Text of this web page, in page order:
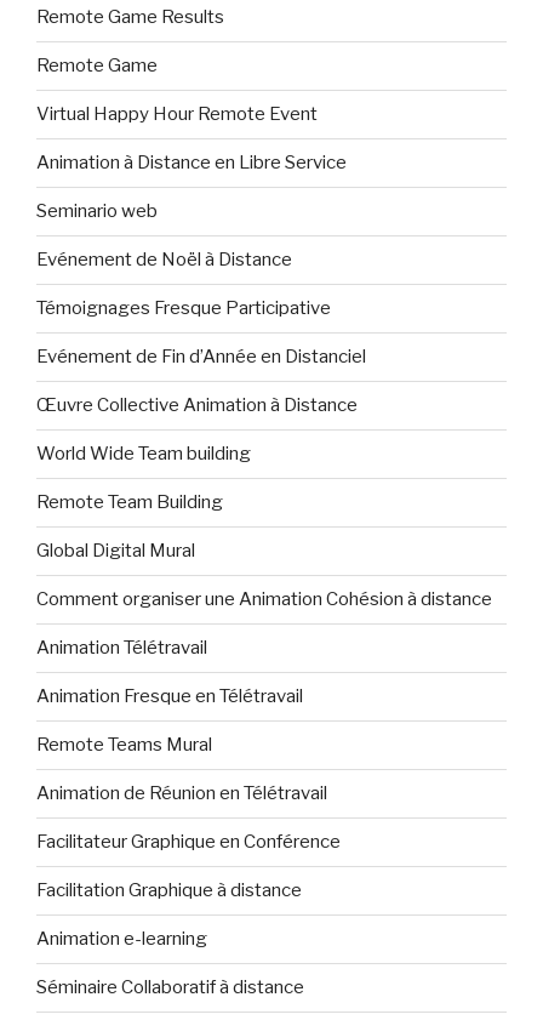
Remote Game Results
Remote Game
Virtual Happy Hour Remote Event
Animation à Distance en Libre Service
Seminario web
Evénement de Noël à Distance
Témoignages Fresque Participative
Evénement de Fin d’Année en Distanciel
Œuvre Collective Animation à Distance
World Wide Team building
Remote Team Building
Global Digital Mural
Comment organiser une Animation Cohésion à distance
Animation Télétravail
Animation Fresque en Télétravail
Remote Teams Mural
Animation de Réunion en Télétravail
Facilitateur Graphique en Conférence
Facilitation Graphique à distance
Animation e-learning
Séminaire Collaboratif à distance